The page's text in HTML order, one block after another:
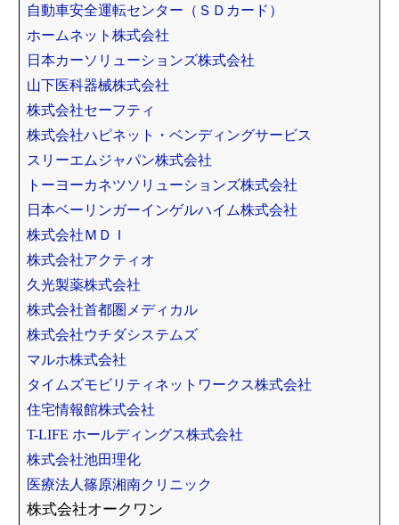
自動車安全運転センター（ＳＤカード）
ホームネット株式会社
日本カーソリューションズ株式会社
山下医科器械株式会社
株式会社セーフティ
株式会社ハピネット・ベンディングサービス
スリーエムジャパン株式会社
トーヨーカネツソリューションズ株式会社
日本ベーリンガーインゲルハイム株式会社
株式会社ＭＤＩ
株式会社アクティオ
久光製薬株式会社
株式会社首都圏メディカル
株式会社ウチダシステムズ
マルホ株式会社
タイムズモビリティネットワークス株式会社
住宅情報館株式会社
T-LIFE ホールディングス株式会社
株式会社池田理化
医療法人篠原湘南クリニック
株式会社オークワン